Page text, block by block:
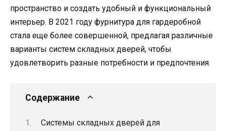
пространство и создать удобный и функциональный
интерьер. В 2021 году фурнитура для гардеробной
стала еще более совершенной, предлагая различные
варианты систем складных дверей, чтобы
удовлетворить разные потребности и предпочтения.
Содержание
Системы складных дверей для